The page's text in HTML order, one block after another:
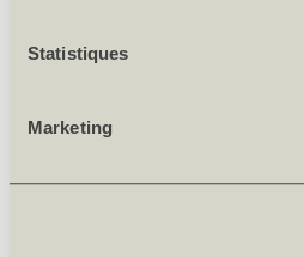
Statistiques
Marketing